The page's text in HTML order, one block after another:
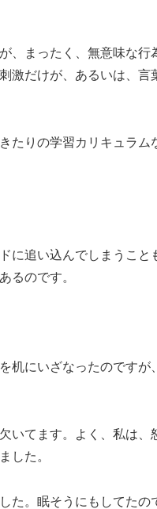
まったく、無意味な行
激だけが、あるいは、
りの学習カリキュラム
に追い込んでしまうこと
るのです。
にいざなったのですが
てます。よく、私は、
した。
。眠そうにもしてたの